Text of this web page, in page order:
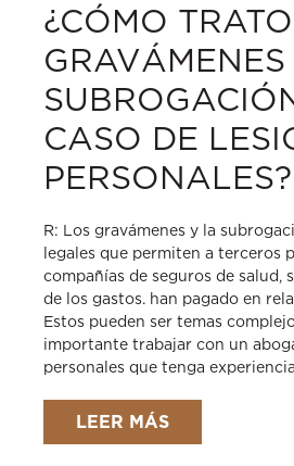
¿CÓMO
GRAVÁMENES
CASO DE
PERSONALES?
R: Los gravámenes y la
legales que permiten a terceros
compañías de seguros de salud,
de los gastos. han pagado en
Estos pueden ser temas
importante trabajar con un
personales que tenga
LEER MÁS